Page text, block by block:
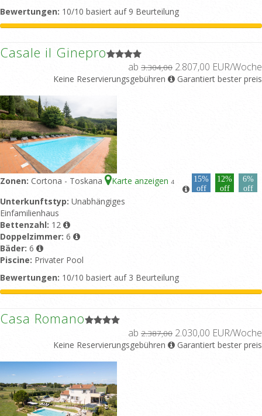
Bewertungen: 10/10 basiert auf 9 Beurteilung
Casale il Ginepro
ab 3.304,00 2.807,00 EUR/Woche
Keine Reservierungsgebühren Garantiert bester preis
Zonen: Cortona - Toskana Karte anzeigen 4
15%
off
12%
off
6%
off
Unterkunftstyp: Unabhängiges
Einfamilienhaus
Bettenzahl: 12
Doppelzimmer: 6
Bäder: 6
Piscine: Privater Pool
Bewertungen: 10/10 basiert auf 3 Beurteilung
Casa Romano
ab 2.387,00 2.030,00 EUR/Woche
Keine Reservierungsgebühren Garantiert bester preis